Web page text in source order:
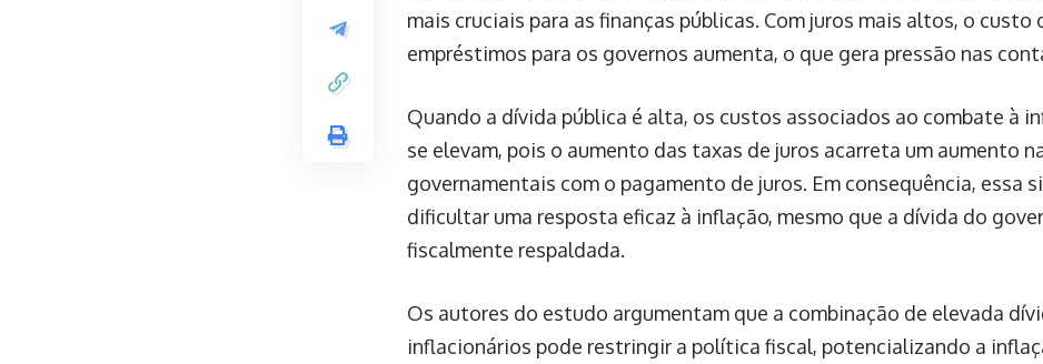
mais cruciais para as finanças públicas. Com juros mais altos, o custo
empréstimos para os governos aumenta, o que gera pressão nas
Quando a dívida pública é alta, os custos associados ao combate à
se elevam, pois o aumento das taxas de juros acarreta um aumento
governamentais com o pagamento de juros. Em consequência, essa
dificultar uma resposta eficaz à inflação, mesmo que a dívida do
fiscalmente respaldada.
Os autores do estudo argumentam que a combinação de elevada
inflacionários pode restringir a política fiscal, potencializando a